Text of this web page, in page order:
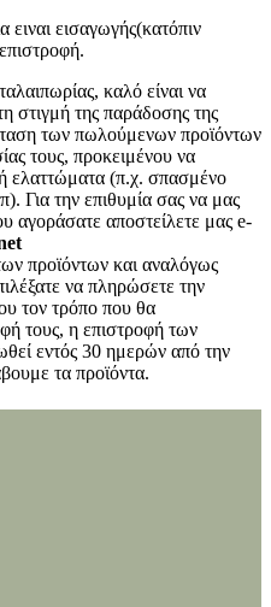
εισαγωγής(κατόπιν
καλό είναι να
στιγμή της παράδοσης της
των πωλούμενων προϊόντων
τους, προκειμένου να
ελαττώματα (π.χ. σπασμένο
Για την επιθυμία σας να μας
αγοράσατε αποστείλετε μας e-
προϊόντων και αναλόγως
να πληρώσετε την
τον τρόπο που θα
τους, η επιστροφή των
εντός 30 ημερών από την
τα προϊόντα.